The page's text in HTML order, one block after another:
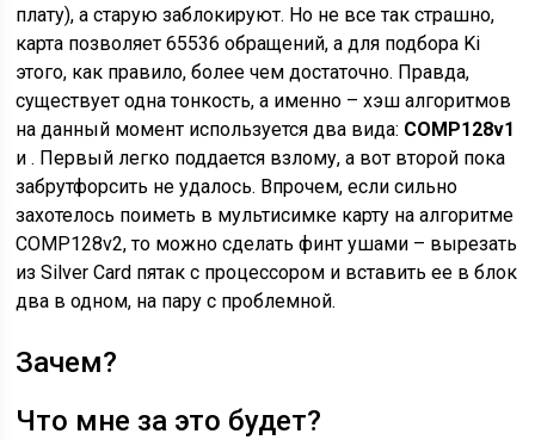
плату), а старую заблокируют. Но не все так страшно,
карта позволяет 65536 обращений, а для подбора Ki
этого, как правило, более чем достаточно. Правда,
существует одна тонкость, а именно – хэш алгоритмов
на данный момент используется два вида: COMP128v1
и . Первый легко поддается взлому, а вот второй пока
забрутфорсить не удалось. Впрочем, если сильно
захотелось поиметь в мультисимке карту на алгоритме
СОМР128v2, то можно сделать финт ушами – вырезать
из Silver Card пятак с процессором и вставить ее в блок
два в одном, на пару с проблемной.
Зачем?
Что мне за это будет?